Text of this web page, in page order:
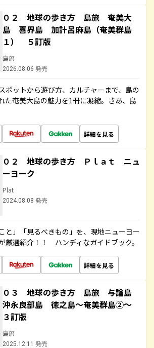
０２ 地球の歩き方 島旅 奄美大
島 喜界島 加計呂麻島（奄美群島
１） ５訂版
島旅
2026.08.06 発売
ットから遊び方、カルチャーまで、島の
た奄美大島の魅力を1冊に凝縮。さあ、島
詳細を見る
０２ 地球の歩き方 Ｐｌａｔ ニュ
ーヨーク
Plat
2024.08.08 発売
と」「見るべきもの」を、現地ニューヨー
厳選紹介！！ ハンディなガイドブック。
詳細を見る
０３ 地球の歩き方 島旅 与論島
沖永良部島 徳之島～奄美群島②～
３訂版
島旅
2025.12.11 発売